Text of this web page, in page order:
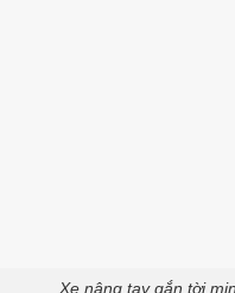
Xe nâng tay gắn tời